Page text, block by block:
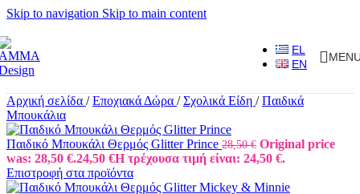
Skip to navigation Skip to main content
EL
EN
Αρχική σελίδα / Εποχιακά Δώρα / Σχολικά Είδη / Παιδικά
Μπουκάλια
Παιδικό Μπουκάλι Θερμός Glitter Prince 28,50€ Original price
was: 28,50 €.24,50 €Η τρέχουσα τιμή είναι: 24,50 €.
Επιστροφή στα προϊόντα